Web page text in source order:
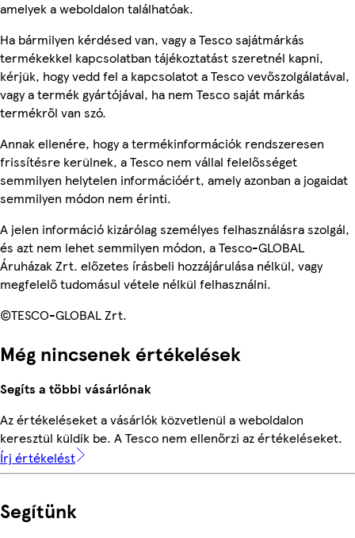
amelyek a weboldalon találhatóak.
Ha bármilyen kérdésed van, vagy a Tesco sajátmárkás
termékekkel kapcsolatban tájékoztatást szeretnél kapni,
kérjük, hogy vedd fel a kapcsolatot a Tesco vevőszolgálatával,
vagy a termék gyártójával, ha nem Tesco saját márkás
termékről van szó.
Annak ellenére, hogy a termékinformációk rendszeresen
frissítésre kerülnek, a Tesco nem vállal felelősséget
semmilyen helytelen információért, amely azonban a jogaidat
semmilyen módon nem érinti.
A jelen információ kizárólag személyes felhasználásra szolgál,
és azt nem lehet semmilyen módon, a Tesco-GLOBAL
Áruházak Zrt. előzetes írásbeli hozzájárulása nélkül, vagy
megfelelő tudomásul vétele nélkül felhasználni.
©TESCO-GLOBAL Zrt.
Még nincsenek értékelések
Segíts a többi vásárlónak
Az értékeléseket a vásárlók közvetlenül a weboldalon
keresztül küldik be. A Tesco nem ellenőrzi az értékeléseket.
Írj értékelést
Segítünk